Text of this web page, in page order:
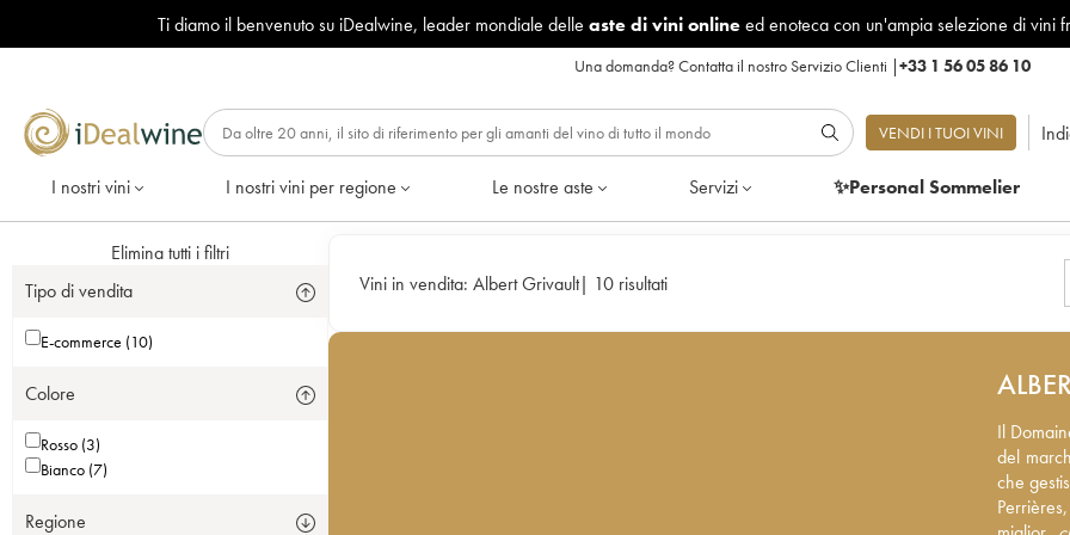
Ti diamo il benvenuto su iDealwine, leader mondiale delle aste di vini onlineed enoteca con un'ampia selezione di vini
Una domanda?Contatta il nostro Servizio Clienti |+33 1 56 05 86 10
VENDI I TUOI VINI
I nostri vini I nostri vini per regione Le nostre aste Servizi ✨Personal Sommelier
Elimina tutti i filtri
Tipo di vendita
E-commerce (10)
Colore
Rosso (3)
Bianco (7)
Regione
Vini in vendita: Albert Grivault| 10 risultati
Il
del
che
Il
del
che